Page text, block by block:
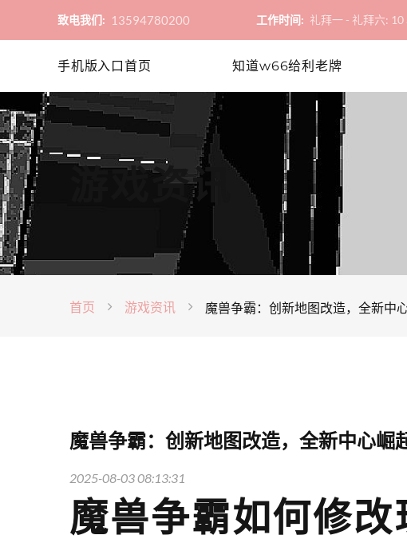
致电我们: 13594780200 工作时间: 礼拜一 - 礼拜六: 10
手机版入口首页 知道w66给利老牌
游戏资讯
首页 游戏资讯 魔兽争霸：创新地图改造，全新中
魔兽争霸：创新地图改造，全新中心崛
2025-08-03 08:13:31
魔兽争霸如何修改